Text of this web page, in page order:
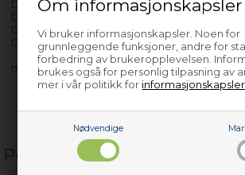
Om informasjonskapsler
Vi bruker informasjonskapsler. Noen for
grunnleggende funksjoner, andre for
forbedring av brukeropplevelsen.
brukes også for personlig tilpasning av
mer i vår politikk for informasjonskapsler
Nødvendige
DM295Fi
DM296
DM296RF
DM297
med flere…
Populære relaterte